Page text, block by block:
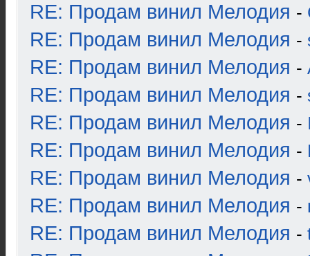
RE: Продам винил Мелодия -
RE: Продам винил Мелодия -
RE: Продам винил Мелодия -
RE: Продам винил Мелодия -
RE: Продам винил Мелодия -
RE: Продам винил Мелодия -
RE: Продам винил Мелодия -
RE: Продам винил Мелодия -
RE: Продам винил Мелодия -